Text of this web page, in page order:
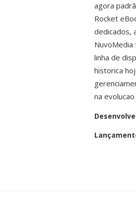
agora
Rocket
dedicados,
NuvoMedia
linha de
historica
na